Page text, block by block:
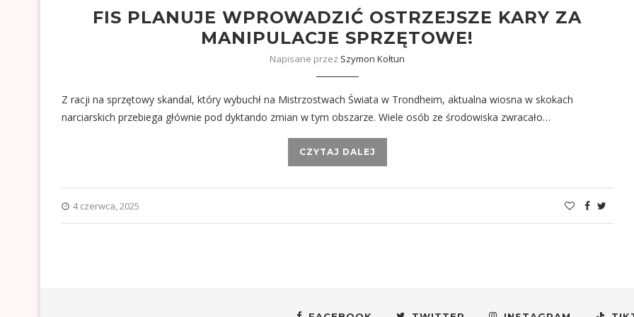
FIS PLANUJE WPROWADZIĆ OSTRZEJSZE KARY ZA
MANIPULACJE SPRZĘTOWE!
Napisane przez Szymon Kołtun
Z racji na sprzętowy skandal, który wybuchł na Mistrzostwach Świata w Trondheim, aktualna wiosna w skokach
narciarskich przebiega głównie pod dyktando zmian w tym obszarze. Wiele osób ze środowiska zwracało…
CZYTAJ DALEJ
4 czerwca, 2025